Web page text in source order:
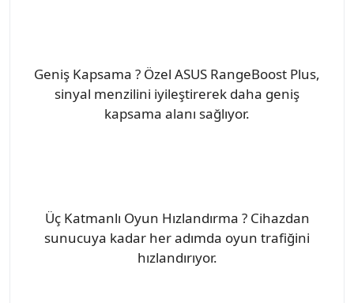
Geniş Kapsama ? Özel ASUS RangeBoost Plus,
sinyal menzilini iyileştirerek daha geniş
kapsama alanı sağlıyor.
Üç Katmanlı Oyun Hızlandırma ? Cihazdan
sunucuya kadar her adımda oyun trafiğini
hızlandırıyor.